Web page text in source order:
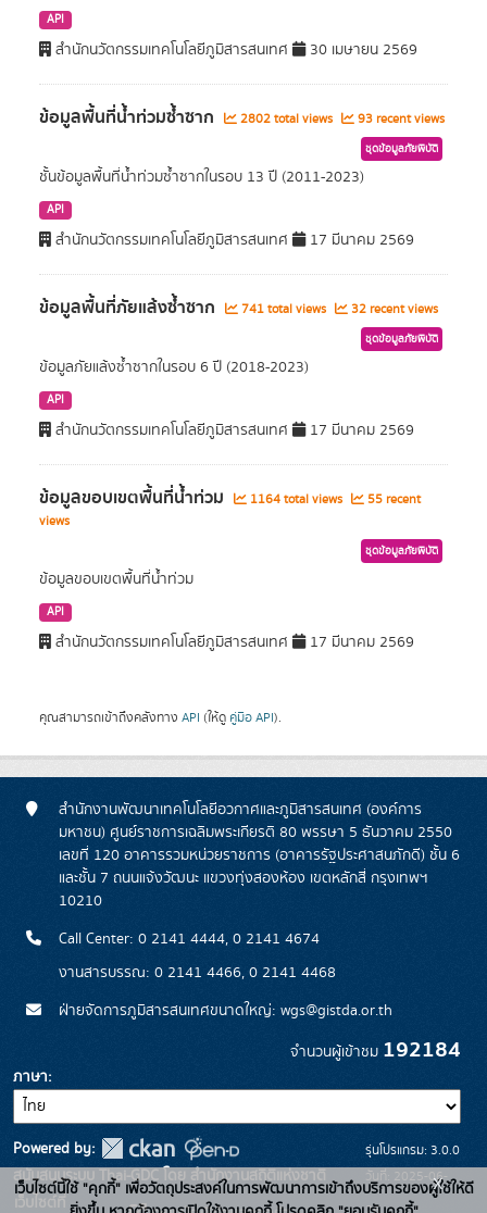
API
สำนักนวัตกรรมเทคโนโลยีภูมิสารสนเทศ 30 เมษายน 2569
ข้อมูลพื้นที่น้ำท่วมซ้ำซาก 2802 total views 93 recent views
ชุดข้อมูลภัยพิบัติ
ชั้นข้อมูลพื้นที่น้ำท่วมซ้ำซากในรอบ 13 ปี (2011-2023)
API
สำนักนวัตกรรมเทคโนโลยีภูมิสารสนเทศ 17 มีนาคม 2569
ข้อมูลพื้นที่ภัยแล้งซ้ำซาก 741 total views 32 recent views
ชุดข้อมูลภัยพิบัติ
ข้อมูลภัยแล้งซ้ำซากในรอบ 6 ปี (2018-2023)
API
สำนักนวัตกรรมเทคโนโลยีภูมิสารสนเทศ 17 มีนาคม 2569
ข้อมูลขอบเขตพื้นที่น้ำท่วม 1164 total views
55 recent
views
ชุดข้อมูลภัยพิบัติ
ข้อมูลขอบเขตพื้นที่น้ำท่วม
API
สำนักนวัตกรรมเทคโนโลยีภูมิสารสนเทศ 17 มีนาคม 2569
คุณสามารถเข้าถึงคลังทาง API (ให้ดู คู่มือ API).
สำนักงานพัฒนาเทคโนโลยีอวกาศและภูมิสารสนเทศ (องค์การ
มหาชน) ศูนย์ราชการเฉลิมพระเกียรติ 80 พรรษา 5 ธันวาคม 2550
เลขที่ 120 อาคารรวมหน่วยราชการ (อาคารรัฐประศาสนภักดี) ชั้น 6
และชั้น 7 ถนนแจ้งวัฒนะ แขวงทุ่งสองห้อง เขตหลักสี่ กรุงเทพฯ
10210
Call Center: 0 2141 4444, 0 2141 4674
งานสารบรรณ: 0 2141 4466, 0 2141 4468
ฝ่ายจัดการภูมิสารสนเทศขนาดใหญ่: wgs@gistda.or.th
จำนวนผู้เข้าชม 192184
ภาษา
Powered by:
สนับสนุนระบบ Thai-GDC โดย สำนักงานสถิติแห่งชาติ
เว็บไซต์ที่
รุ่นโปรแกรม: 3.0.0
วันที่: 2025-06-
เว็บไซต์นี้ใช้ "คุกกี้" เพื่อวัตถุประสงค์ในการพัฒนาการเข้าถึงบริการของผู้ใช้ให้ดี
x